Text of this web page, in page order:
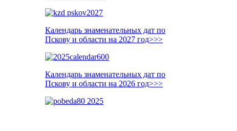
Календарь знаменательных дат по
Пскову и области на 2027 год>>>
Календарь знаменательных дат по
Пскову и области на 2026 год>>>